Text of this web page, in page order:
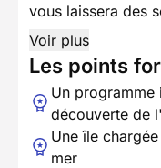
vous laissera des
Voir plus
Les points
Un
découverte de
Une île
mer